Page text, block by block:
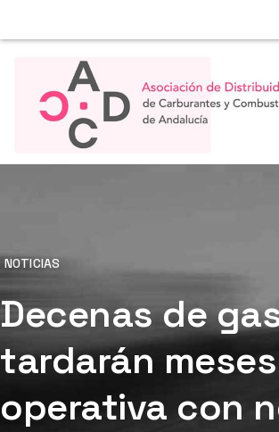
NOTICIAS
Decenas de
tardarán
operativa con